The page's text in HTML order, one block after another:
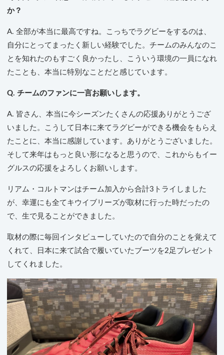
か？
A. 全部が本当に最高ですね。こっちでラグビーをするのは、
自分にとってまったく新しい経験でした。チームのみんなのこ
とを知れたのもすごく良かったし、こういう環境の一員になれ
たことも、本当に特別なことだと感じています。
Q. チームのファンに一言お願いします。
A. 皆さん、本当に今シーズンたくさんの応援ありがとうござ
いました。こうして日本に来てラグビーができる機会をもらえ
たことに、本当に感謝しています。ありがとうございました。
そして来年はもっと良い形になると思うので、これからもイー
グルスの応援をよろしくお願いします。
リアム・コルトマンはチーム加入から合計3トライしました
が、幸運にも全てキウイブリーズが取材に行った時だったの
で、生で見ることができました。
取材の際に毎回インタビューしていたので自分のことを覚えて
くれて、日本に来て試合で履いていたブーツを2足プレゼント
してくれました。